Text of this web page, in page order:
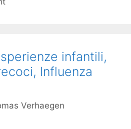
infantili,
Influenza
Verhaegen